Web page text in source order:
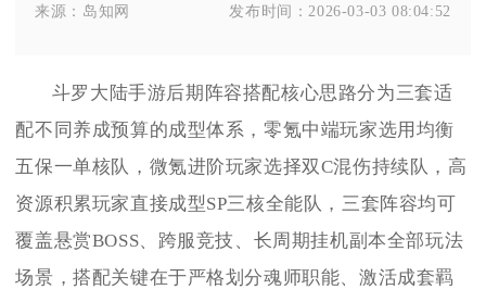
来源： 岛知网 发布时间： 2026-03-03 08:04:52
斗罗大陆手游后期阵容搭配核心思路分为三套适
配不同养成预算的成型体系，零氪中端玩家选用均衡
五保一单核队，微氪进阶玩家选择双C混伤持续队，高
资源积累玩家直接成型SP三核全能队，三套阵容均可
覆盖悬赏BOSS、跨服竞技、长周期挂机副本全部玩法
场景，搭配关键在于严格划分魂师职能、激活成套羁